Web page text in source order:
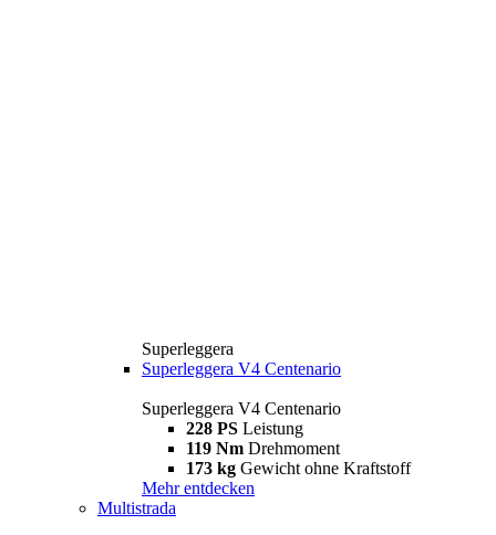
Superleggera
Superleggera V4 Centenario
Superleggera V4 Centenario
228 PS Leistung
119 Nm Drehmoment
173 kg Gewicht ohne Kraftstoff
Mehr entdecken
Multistrada